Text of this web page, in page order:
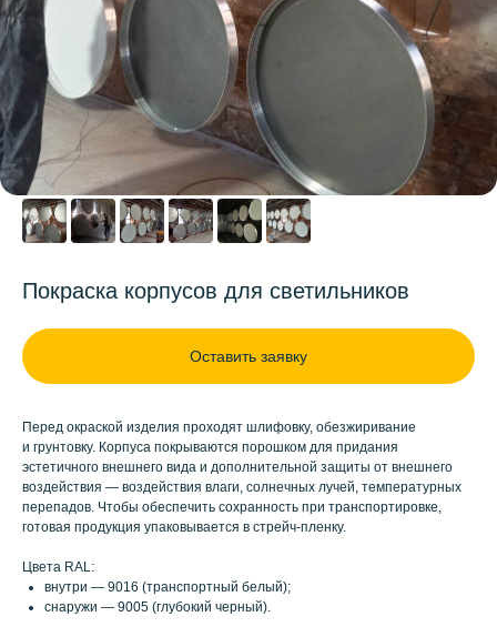
Покраска корпусов для светильников
Оставить заявку
Перед окраской изделия проходят шлифовку, обезжиривание
и грунтовку. Корпуса покрываются порошком для придания
эстетичного внешнего вида и дополнительной защиты от внешнего
воздействия — воздействия влаги, солнечных лучей, температурных
перепадов. Чтобы обеспечить сохранность при транспортировке,
готовая продукция упаковывается в стрейч-пленку.
Цвета RAL:
внутри — 9016 (транспортный белый);
снаружи — 9005 (глубокий черный).